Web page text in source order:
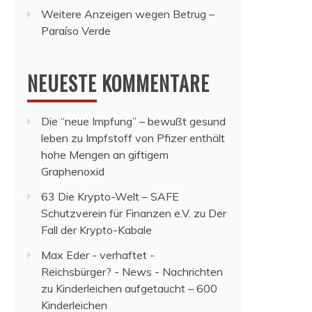
Weitere Anzeigen wegen Betrug –
Paraíso Verde
NEUESTE KOMMENTARE
Die “neue Impfung” – bewußt gesund
leben zu Impfstoff von Pfizer enthält
hohe Mengen an giftigem
Graphenoxid
63 Die Krypto-Welt – SAFE
Schutzverein für Finanzen e.V. zu Der
Fall der Krypto-Kabale
Max Eder - verhaftet -
Reichsbürger? - News - Nachrichten
zu Kinderleichen aufgetaucht – 600
Kinderleichen